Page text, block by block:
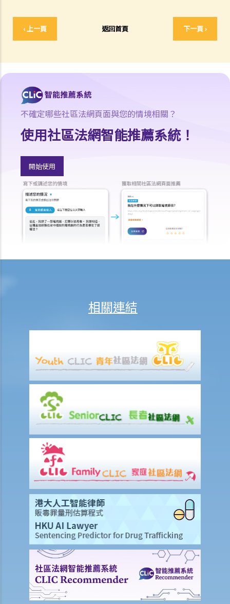
‹ 上一頁 返回首頁 下一頁 ›
2. 列隊認人的程序
3. 不遵循列隊認人程序的後果
e. 其他類型的指認證據
審判階段
1. 控方如何把被告人定罪？
1. 控方的提證責任和法律舉證責任
2. 被告的提證責任、法律舉證責任及顛倒舉證責任
3. 什麼是環境證據？
b. 在刑事案件審訊中無須證明的事項
1. 法律推定
3. 若被告於審訊選擇出庭作供？
a. 同案被告人作為證人
c. 兒童作為證人
a. 誰是專家
b. 專業資格
c. 專家意見的範圍
d. 終極問題
e. 專家的責任
6. 作證的程序
a. 作供前宣誓
7. 甚麼證據是可獲接納的？
8. 甚麼是傳聞證據？
A. 傳聞證據法則的例外
1. 普通法的例外規定
不確定哪些社區法網頁面與您的情境相關？
使用社區法網智能推薦系統！
開始使用
相關連結